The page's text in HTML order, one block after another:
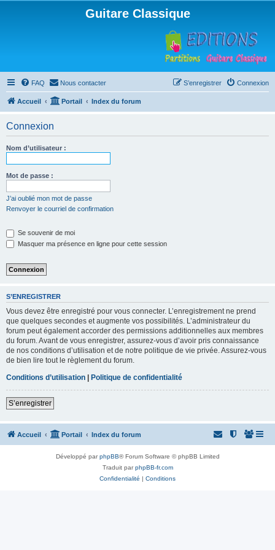
Guitare Classique
FAQ Nous contacter Connexion
S’enregistrer
Accueil Portail Index du forum
Connexion
Nom d’utilisateur :
Mot de passe :
J’ai oublié mon mot de passe
Renvoyer le courriel de confirmation
Se souvenir de moi
Masquer ma présence en ligne pour cette session
S’ENREGISTRER
Vous devez être enregistré pour vous connecter. L’enregistrement ne prend
que quelques secondes et augmente vos possibilités. L’administrateur du
forum peut également accorder des permissions additionnelles aux membres
du forum. Avant de vous enregistrer, assurez-vous d’avoir pris connaissance
de nos conditions d’utilisation et de notre politique de vie privée. Assurez-vous
de bien lire tout le règlement du forum.
Conditions d’utilisation | Politique de confidentialité
S’enregistrer
Accueil Portail Index du forum
Développé parphpBB® Forum Software © phpBB Limited
Traduit parphpBB-fr.com
Confidentialité | Conditions